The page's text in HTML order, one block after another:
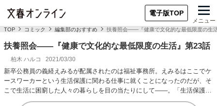
電子版TOP
メニュー
TOP コミック 編集部のおすすめ 扶養照会――『健康で文化的な最低限度の生
扶養照会――『健康で文化的な最低限度の生活』第23話
柏木 ハルコ 2021/03/30
新卒公務員の義経えみるが配属されたのは福祉事務所。えみるはここでケ
ースワーカーという生活保護に関わる仕事に就くことになったのだが、そ
こで生活に困窮した人々の暮らしを目の当たりにして――。「生活保護」
のリアルに迫る青…